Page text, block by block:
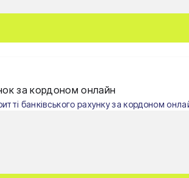
за кордоном онлайн
банківського рахунку за кордоном